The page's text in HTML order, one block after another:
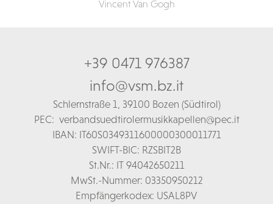
Vincent Van Gogh
+39 0471 976387
info@vsm.bz.it
Schlernstraße 1, 39100 Bozen (Südtirol)
PEC: verbandsuedtirolermusikkapellen@pec.it
IBAN: IT60S0349311600000300011771
SWIFT-BIC: RZSBIT2B
St.Nr.: IT 94042650211
MwSt.-Nummer: 03350950212
Empfängerkodex: USAL8PV